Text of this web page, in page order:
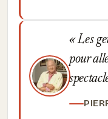
Les
pour